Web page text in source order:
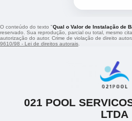
O conteúdo do texto "Qual o Valor de Instalação de
reservado. Sua reprodução, parcial ou total, mesmo
autorização do autor. Crime de violação de direito
9610/98 - Lei de direitos autorais
021 POOL
LTDA